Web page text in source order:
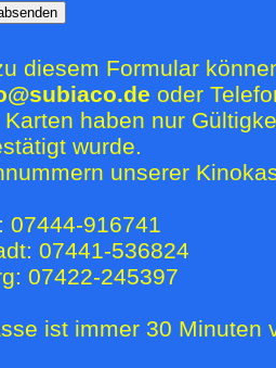
diesem Formular
oder
haben nur
wurde.
unserer
07444-916741
07441-536824
07422-245397
ist immer 30 Minuten